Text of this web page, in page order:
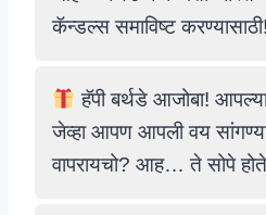
कॅन्डल्स समाविष्ट करण्यासाठी!
हॅपी बर्थडे आजोबा!
जेव्हा आपण आपली वय
वापरायचो? आह… ते सोपे